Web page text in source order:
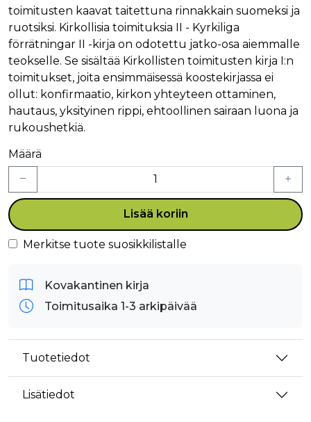
toimitusten kaavat taitettuna rinnakkain suomeksi ja
ruotsiksi. Kirkollisia toimituksia II - Kyrkiliga
förrätningar II -kirja on odotettu jatko-osa aiemmalle
teokselle. Se sisältää Kirkollisten toimitusten kirja I:n
toimitukset, joita ensimmäisessä koostekirjassa ei
ollut: konfirmaatio, kirkon yhteyteen ottaminen,
hautaus, yksityinen rippi, ehtoollinen sairaan luona ja
rukoushetkiä.
Määrä
Lisää koriin
Merkitse tuote suosikkilistalle
Kovakantinen kirja
Toimitusaika 1-3 arkipäivää
Tuotetiedot
Lisätiedot